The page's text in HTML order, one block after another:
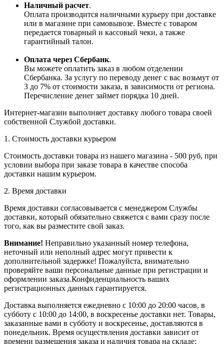
Наличный расчет.
Оплата производится наличными курьеру при доставке
или в магазине при самовывозе. Вместе с товаром
передается товарный и кассовый чеки, а также
гарантийный талон.
Оплата через Сбербанк.
Вы можете оплатить заказ в любом отделении
Сбербанка. За услугу по переводу денег с вас возьмут от
3 до 7% от стоимости заказа, в зависимости от региона.
Перечисление денег займет порядка 10 дней.
Интернет-магазин выполняет доставку любого товара своей
собственной Службой доставки.
1. Стоимость доставки курьером
Стоимость доставки товара из нашего магазина - 500 руб, при
условии выбора при заказе товара в качестве способа
доставки нашим курьером.
2. Время доставки
Время доставки согласовывается с менеджером Службы
доставки, который обязательно свяжется с вами сразу после
того, как вы разместите свой заказ.
Внимание! Неправильно указанный номер телефона,
неточный или неполный адрес могут привести к
дополнительной задержке! Пожалуйста, внимательно
проверяйте ваши персональные данные при регистрации и
оформлении заказа.Конфиденциальность ваших
регистрационных данных гарантируется.
Доставка выполняется ежедневно с 10:00 до 20:00 часов, в
субботу с 10:00 до 14:00, в воскресенье доставки нет. Товары,
заказанные вами в субботу и воскресенье, доставляются в
понедельник. Время осуществления доставки зависит от
времени размещения заказа и наличия товара на складе: